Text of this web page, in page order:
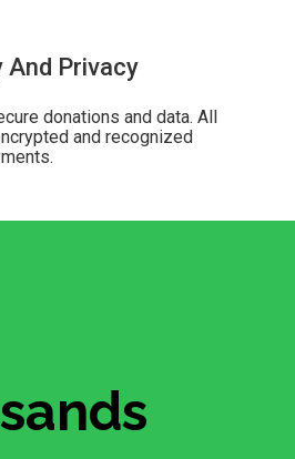
And Privacy
donations and data. All
and recognized